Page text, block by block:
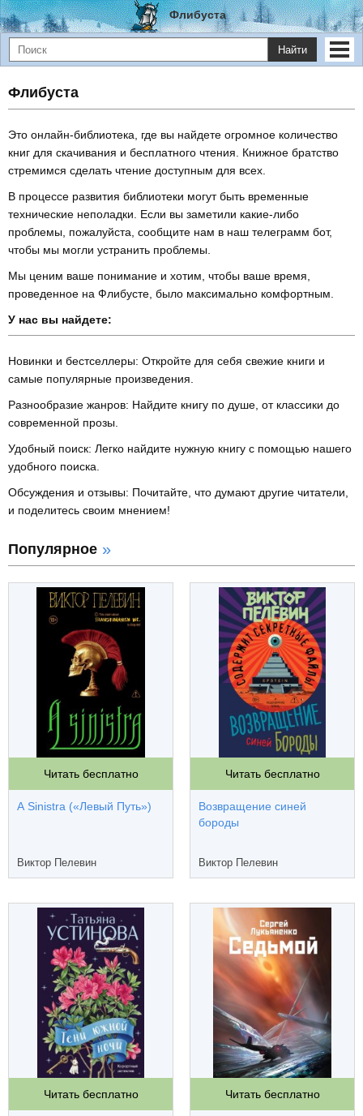
Флибуста
Найти
Флибуста
Это онлайн-библиотека, где вы найдете огромное количество
книг для скачивания и бесплатного чтения. Книжное братство
стремимся сделать чтение доступным для всех.
В процессе развития библиотеки могут быть временные
технические неполадки. Если вы заметили какие-либо
проблемы, пожалуйста, сообщите нам в наш телеграмм бот,
чтобы мы могли устранить проблемы.
Мы ценим ваше понимание и хотим, чтобы ваше время,
проведенное на Флибусте, было максимально комфортным.
У нас вы найдете:
Новинки и бестселлеры: Откройте для себя свежие книги и
самые популярные произведения.
Разнообразие жанров: Найдите книгу по душе, от классики до
современной прозы.
Удобный поиск: Легко найдите нужную книгу с помощью нашего
удобного поиска.
Обсуждения и отзывы: Почитайте, что думают другие читатели,
и поделитесь своим мнением!
Популярное
Читать бесплатно
A Sinistra («Левый Путь»)
Виктор Пелевин
Читать бесплатно
Возвращение синей
бороды
Виктор Пелевин
Читать бесплатно Читать бесплатно